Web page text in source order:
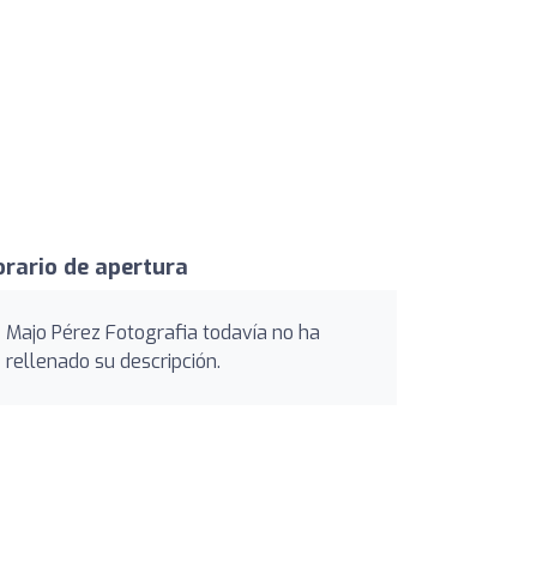
de apertura
Majo Pérez Fotografia todavía no ha
rellenado su descripción.